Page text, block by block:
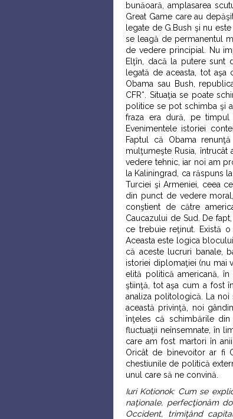
bunăoară, amplasarea
Great Game care au
legate de G.Bush şi nu
se leagă de permanentul
de vedere principial. Nu
Elţîn, dacă la putere sunt
legată de aceasta, tot
Obama sau Bush,
CFR*. Situaţia se poate
politice se pot schimba şi
fraza era dură, pe timpul
Evenimentele istoriei
Faptul că Obama
mulţumeşte Rusia,
vedere tehnic, iar noi am
la Kaliningrad, ca răspuns
Turciei şi Armeniei, ceea
din punct de vedere
conştient de către
Caucazului de Sud. De
ce trebuie reţinut. Există
Aceasta este logica
că aceste lucruri banale,
istoriei diplomaţiei (nu mai
elită politică americană,
ştiinţă, tot aşa cum a fost
analiza politologică. La noi
această privinţă, noi
înţeles că schimbările
fluctuaţii neînsemnate, în
care am fost martori în
Oricât de binevoitor ar fi
chestiunile de politică
unul care să ne convină.
Iuri Kotionok: Cum se
naţionale, perfecţionăm
Occident, trimiţând